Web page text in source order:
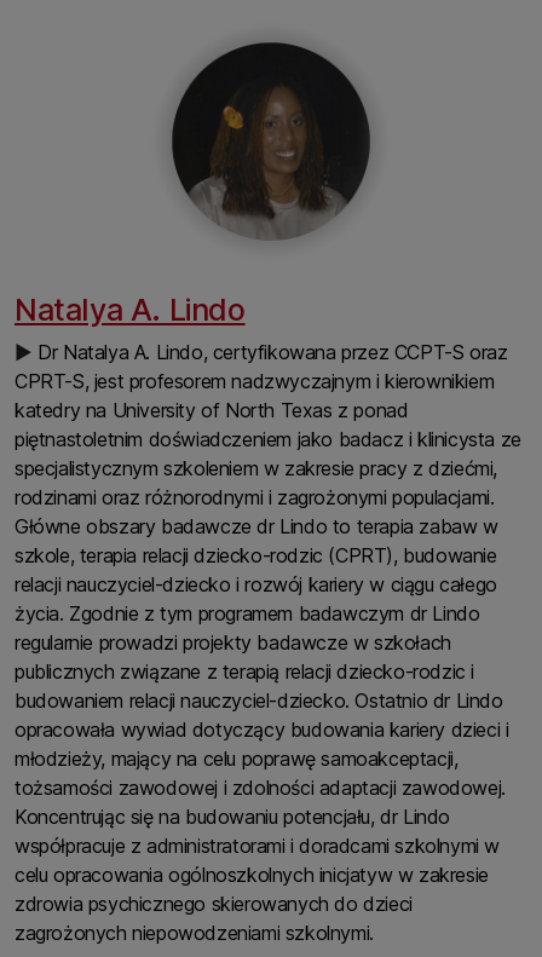
Natalya A. Lindo
▶ Dr Natalya A. Lindo, certyfikowana przez CCPT-S oraz
CPRT-S, jest profesorem nadzwyczajnym i kierownikiem
katedry na University of North Texas z ponad
piętnastoletnim doświadczeniem jako badacz i klinicysta ze
specjalistycznym szkoleniem w zakresie pracy z dziećmi,
rodzinami oraz różnorodnymi i zagrożonymi populacjami.
Główne obszary badawcze dr Lindo to terapia zabaw w
szkole, terapia relacji dziecko-rodzic (CPRT), budowanie
relacji nauczyciel-dziecko i rozwój kariery w ciągu całego
życia. Zgodnie z tym programem badawczym dr Lindo
regularnie prowadzi projekty badawcze w szkołach
publicznych związane z terapią relacji dziecko-rodzic i
budowaniem relacji nauczyciel-dziecko. Ostatnio dr Lindo
opracowała wywiad dotyczący budowania kariery dzieci i
młodzieży, mający na celu poprawę samoakceptacji,
tożsamości zawodowej i zdolności adaptacji zawodowej.
Koncentrując się na budowaniu potencjału, dr Lindo
współpracuje z administratorami i doradcami szkolnymi w
celu opracowania ogólnoszkolnych inicjatyw w zakresie
zdrowia psychicznego skierowanych do dzieci
zagrożonych niepowodzeniami szkolnymi.